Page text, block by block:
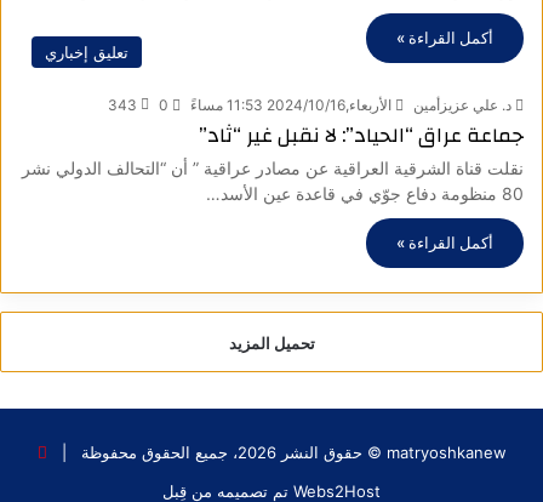
أكمل القراءة »
تعليق إخباري
د. علي عزيزأمين الأربعاء,2024/10/16 11:53 مساءً 0
343
جماعة عراق “الحياد”: لا نقبل غير “ثاد”
نقلت قناة الشرقية العراقية عن مصادر عراقية ” أن “التحالف الدولي نشر
80 منظومة دفاع جوّي في قاعدة عين الأسد…
أكمل القراءة »
تحميل المزيد
matryoshkanew © حقوق النشر 2026، جميع الحقوق محفوظة |
Webs2Host تم تصميمه من قِبل